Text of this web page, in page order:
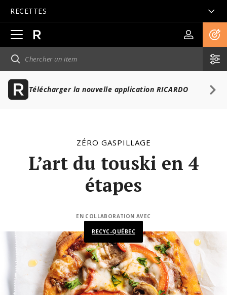
RECETTES
Ouvrir
la
navigation
principale
Télécharger la nouvelle application RICARDO
ZÉRO GASPILLAGE
L’art du touski en 4
étapes
EN COLLABORATION AVEC
RECYC-QUÉBEC